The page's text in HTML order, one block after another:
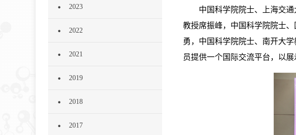
2023
2022
2021
2019
2018
2017
中国科学院院士、上海交通
教授席振峰，中国科学院院士
勇，中国科学院院士、南开大
员提供一个国际交流平台，以